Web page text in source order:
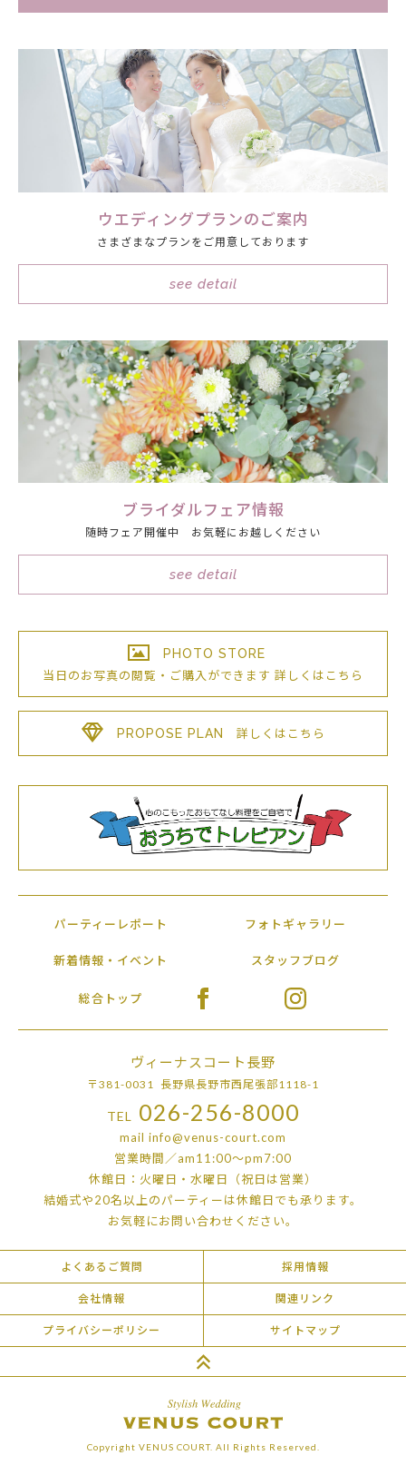
ウエディングプランのご案内
さまざまなプランをご用意しております
see detail
ブライダルフェア情報
随時フェア開催中 お気軽にお越しください
see detail
PHOTO STORE
当日のお写真の閲覧・ご購入ができます 詳しくはこちら
PROPOSE PLAN 詳しくはこちら
パーティーレポート フォトギャラリー
新着情報・イベント スタッフブログ
総合トップ
ヴィーナスコート長野
〒381-0031 長野県長野市西尾張部1118-1
TEL 026-256-8000
mail info@venus-court.com
営業時間／am11:00〜pm7:00
休館日：火曜日・水曜日（祝日は営業）
結婚式や20名以上のパーティーは休館日でも承ります。
お気軽にお問い合わせください。
よくあるご質問 採用情報
会社情報 関連リンク
プライバシーポリシー サイトマップ
Copyright VENUS COURT. All Rights Reserved.